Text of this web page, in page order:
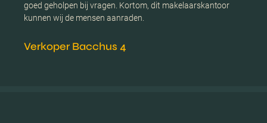
goed geholpen bij vragen. Kortom, dit makelaarskantoor
kunnen wij de mensen aanraden.
Verkoper Bacchus 4